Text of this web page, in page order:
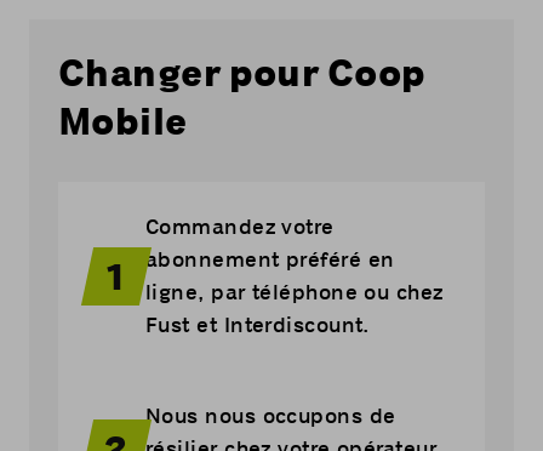
Changer pour Coop
Mobile
1
Commandez votre
abonnement préféré en
ligne, par téléphone ou chez
Fust et Interdiscount.
Nous nous occupons de